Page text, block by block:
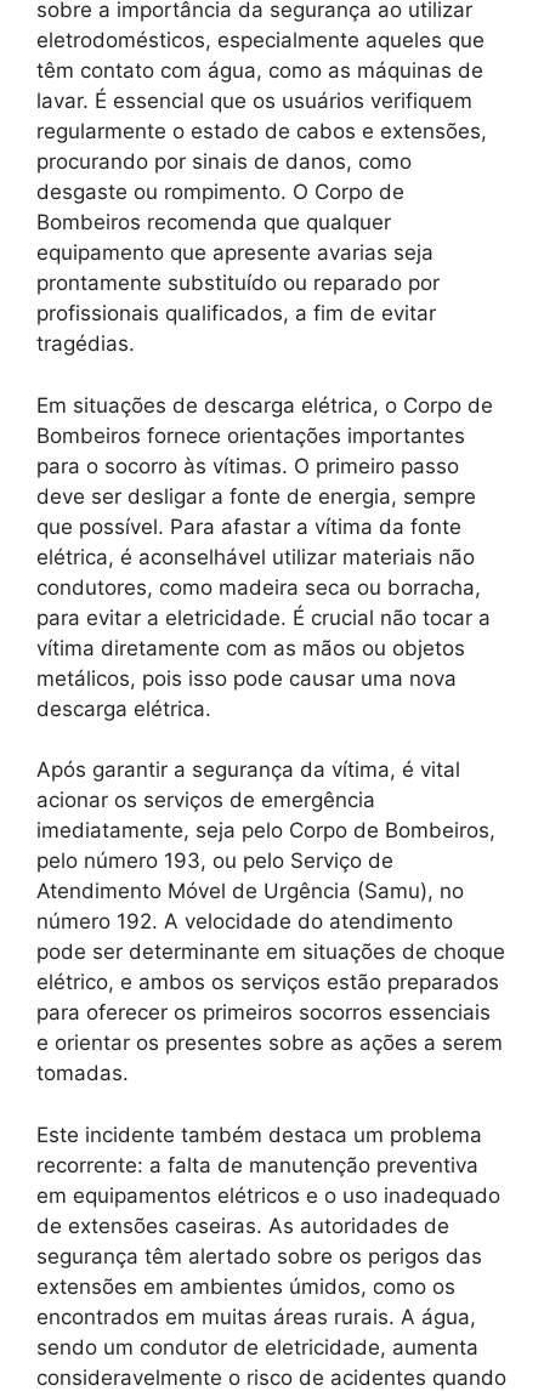
sobre a importância da segurança ao utilizar
eletrodomésticos, especialmente aqueles que
têm contato com água, como as máquinas de
lavar. É essencial que os usuários verifiquem
regularmente o estado de cabos e extensões,
procurando por sinais de danos, como
desgaste ou rompimento. O Corpo de
Bombeiros recomenda que qualquer
equipamento que apresente avarias seja
prontamente substituído ou reparado por
profissionais qualificados, a fim de evitar
tragédias.
Em situações de descarga elétrica, o Corpo de
Bombeiros fornece orientações importantes
para o socorro às vítimas. O primeiro passo
deve ser desligar a fonte de energia, sempre
que possível. Para afastar a vítima da fonte
elétrica, é aconselhável utilizar materiais não
condutores, como madeira seca ou borracha,
para evitar a eletricidade. É crucial não tocar a
vítima diretamente com as mãos ou objetos
metálicos, pois isso pode causar uma nova
descarga elétrica.
Após garantir a segurança da vítima, é vital
acionar os serviços de emergência
imediatamente, seja pelo Corpo de Bombeiros,
pelo número 193, ou pelo Serviço de
Atendimento Móvel de Urgência (Samu), no
número 192. A velocidade do atendimento
pode ser determinante em situações de choque
elétrico, e ambos os serviços estão preparados
para oferecer os primeiros socorros essenciais
e orientar os presentes sobre as ações a serem
tomadas.
Este incidente também destaca um problema
recorrente: a falta de manutenção preventiva
em equipamentos elétricos e o uso inadequado
de extensões caseiras. As autoridades de
segurança têm alertado sobre os perigos das
extensões em ambientes úmidos, como os
encontrados em muitas áreas rurais. A água,
sendo um condutor de eletricidade, aumenta
consideravelmente o risco de acidentes quando